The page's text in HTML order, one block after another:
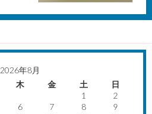
2026年8月
木 金 土
日
1
2
6 7 8
9